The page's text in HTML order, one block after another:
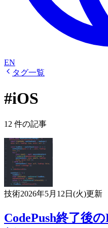
EN
タグ一覧
#iOS
12 件の記事
技術2026年5月12日(火)更新
CodePush終了後